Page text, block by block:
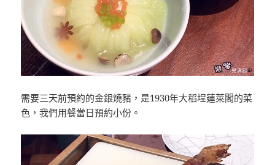
需要三天前預約的金銀燒豬，是1930年大稻埕蓮萊閣的菜
色，我們用餐當日預約小份。